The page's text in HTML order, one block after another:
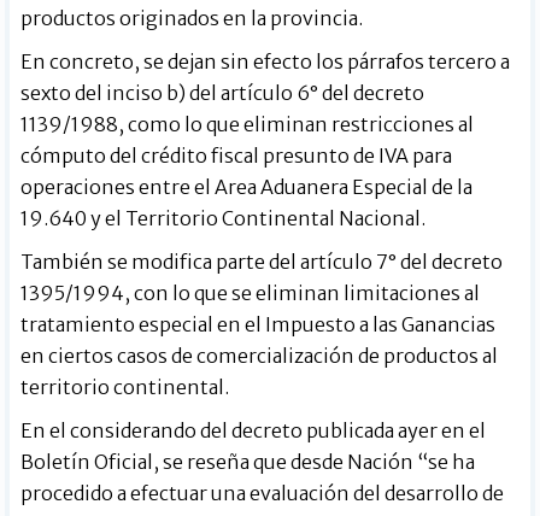
productos originados en la provincia.
En concreto, se dejan sin efecto los párrafos tercero a
sexto del inciso b) del artículo 6° del decreto
1139/1988, como lo que eliminan restricciones al
cómputo del crédito fiscal presunto de IVA para
operaciones entre el Area Aduanera Especial de la
19.640 y el Territorio Continental Nacional.
También se modifica parte del artículo 7° del decreto
1395/1994, con lo que se eliminan limitaciones al
tratamiento especial en el Impuesto a las Ganancias
en ciertos casos de comercialización de productos al
territorio continental.
En el considerando del decreto publicada ayer en el
Boletín Oficial, se reseña que desde Nación “se ha
procedido a efectuar una evaluación del desarrollo de